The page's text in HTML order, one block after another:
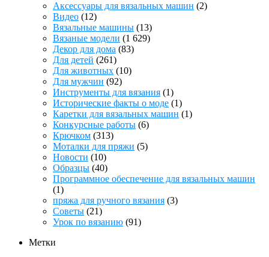
Аксессуары для вязальных машин (2)
Видео (12)
Вязальные машины (13)
Вязаные модели (1 629)
Декор для дома (83)
Для детей (261)
Для животных (10)
Для мужчин (92)
Инструменты для вязания (1)
Исторические факты о моде (1)
Каретки для вязальных машин (1)
Конкурсные работы (6)
Крючком (313)
Моталки для пряжи (5)
Новости (10)
Образцы (40)
Программное обеспечение для вязальных машин
(1)
пряжа для ручного вязания (3)
Советы (21)
Урок по вязанию (91)
Метки